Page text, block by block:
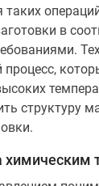
таких
в
процесс,
структуру
химическим